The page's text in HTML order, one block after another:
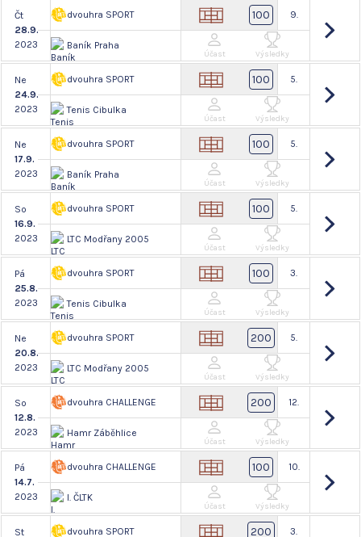
Čt
28.9.
2023
dvouhra SPORT
Baník Praha
100 9.
Účast Výsledky
Ne
24.9.
2023
dvouhra SPORT
Tenis Cibulka
100 5.
Účast Výsledky
Ne
17.9.
2023
dvouhra SPORT
Baník Praha
100 5.
Účast Výsledky
So
16.9.
2023
dvouhra SPORT
LTC Modřany 2005
100 5.
Účast Výsledky
Pá
25.8.
2023
dvouhra SPORT
Tenis Cibulka
100 3.
Účast Výsledky
Ne
20.8.
2023
dvouhra SPORT
LTC Modřany 2005
200 5.
Účast Výsledky
So
12.8.
2023
dvouhra CHALLENGE
Hamr Záběhlice
200 12.
Účast Výsledky
Pá
14.7.
2023
dvouhra CHALLENGE
I. ČLTK
100 10.
Účast Výsledky
St dvouhra SPORT 200 3.